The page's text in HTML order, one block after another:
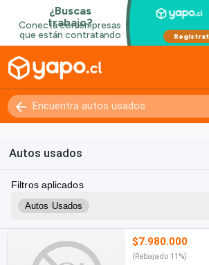
Autos usados
Filtros aplicados
Autos Usados
$7.980.000
(Rebajado 11%)